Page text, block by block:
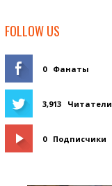
FOLLOW US
0 Фанаты
3,913 Читатели
0 Подписчики